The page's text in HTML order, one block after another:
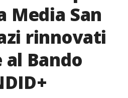
Media San
rinnovati
al Bando